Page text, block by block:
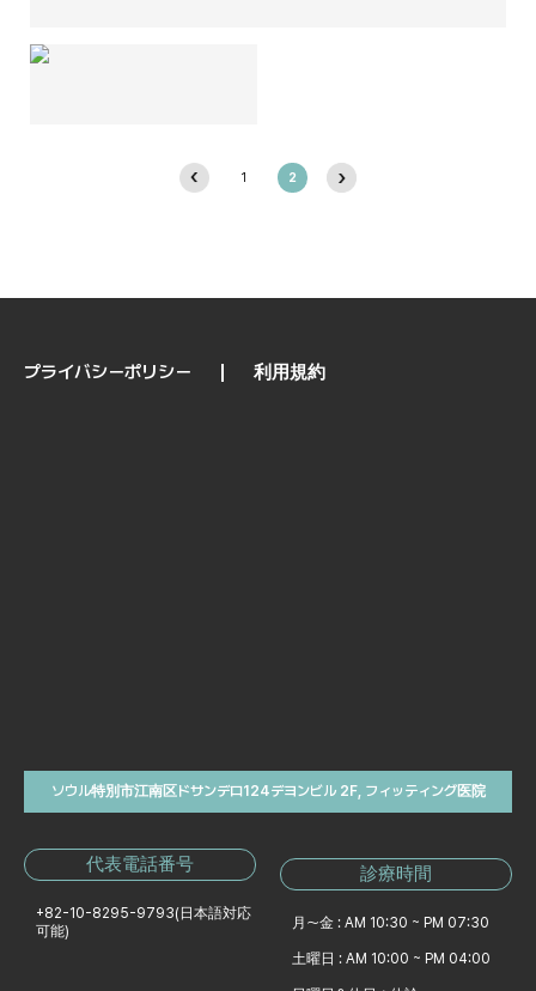
1 2
プライバシーポリシー 利用規約
ソウル特別市江南区ドサンデロ124デヨンビル 2F, フィッティング医院
代表電話番号
+82-10-8295-9793(日本語対応
可能)
診療時間
月～金 : AM 10:30 ~ PM 07:30
土曜日 : AM 10:00 ~ PM 04:00